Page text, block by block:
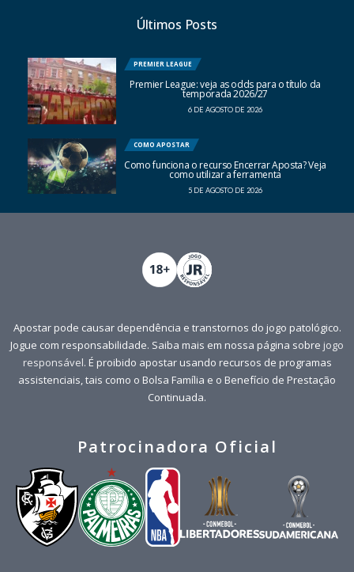
Últimos Posts
PREMIER LEAGUE
Premier League: veja as odds para o título da
temporada 2026/27
6 DE AGOSTO DE 2026
COMO APOSTAR
Como funciona o recurso Encerrar Aposta? Veja
como utilizar a ferramenta
5 DE AGOSTO DE 2026
Apostar pode causar dependência e transtornos do jogo patológico.
Jogue com responsabilidade. Saiba mais em nossa página sobre jogo
responsável. É proibido apostar usando recursos de programas
assistenciais, tais como o Bolsa Família e o Benefício de Prestação
Continuada.
Patrocinadora Oficial